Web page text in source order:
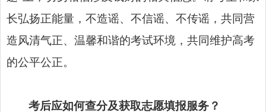
长弘扬正能量，不造谣、不信谣、不传谣，共同营
造风清气正、温馨和谐的考试环境，共同维护高考
的公平公正。
考后应如何查分及获取志愿填报服务？